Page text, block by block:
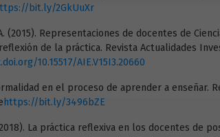
bit.ly/2GkUuXr
(2015). Representaciones de docentes de
de la práctica. Revista Actualidades
10.15517/AIE.V15I3.20660
en el proceso de aprender a enseñar.
https://bit.ly/3496bZE
La práctica reflexiva en los docentes de